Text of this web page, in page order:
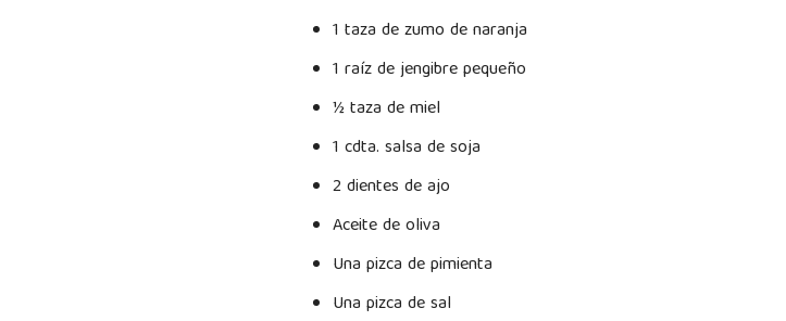
1 taza de zumo de naranja
1 raíz de jengibre pequeño
½ taza de miel
1 cdta. salsa de soja
2 dientes de ajo
Aceite de oliva
Una pizca de pimienta
Una pizca de sal